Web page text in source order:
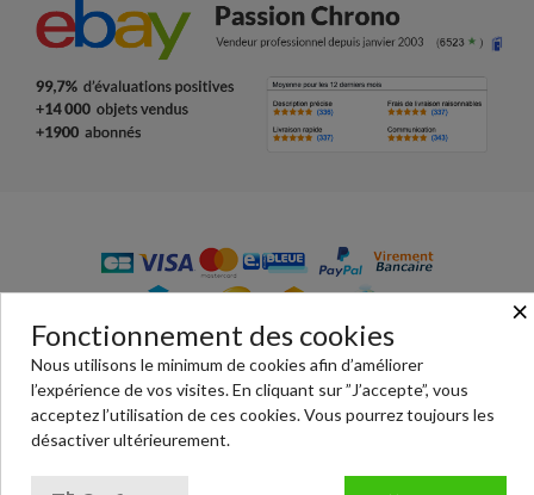
© Passion Chrono - votre boutique en ligne de vente de
pièces détachées de montres : habillage, bracelet, écrins,
outils, montres… Paiement 100% sécurisé.
Conditions générales de ventes
Politique de confidentialité
|Cookies
×
Fonctionnement des cookies
Nous utilisons le minimum de cookies afin d’améliorer
l’expérience de vos visites. En cliquant sur ”J’accepte”, vous
acceptez l’utilisation de ces cookies. Vous pourrez toujours les
désactiver ultérieurement.